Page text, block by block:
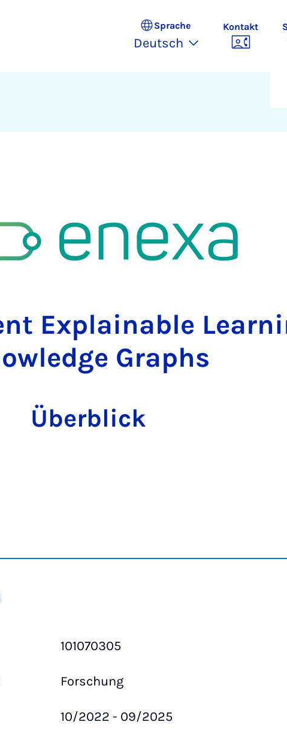
Sprache
Deutsch
Kontakt
Explainable
Graphs
Überblick
101070305
Forschung
10/2022 - 09/2025